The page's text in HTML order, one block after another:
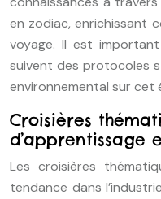
en zodiac, enrichissant
voyage. Il est
suivent des protocoles
environnemental sur cet
Croisières
d’apprentissage
Les croisières
tendance dans